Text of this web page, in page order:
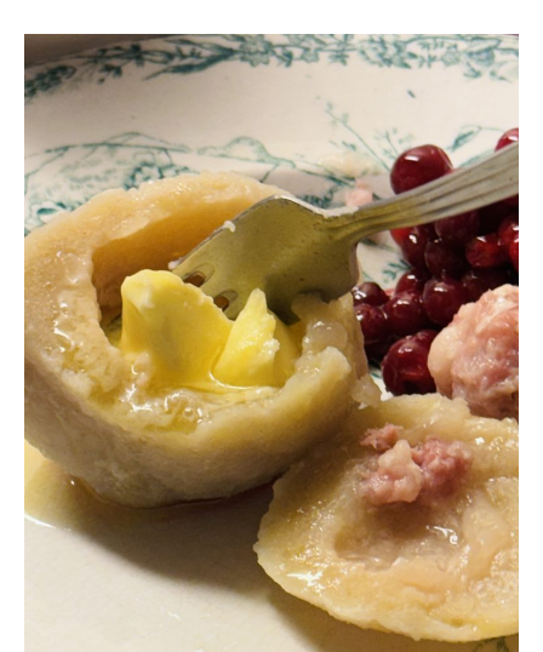
PITEPALT
NATTBERG